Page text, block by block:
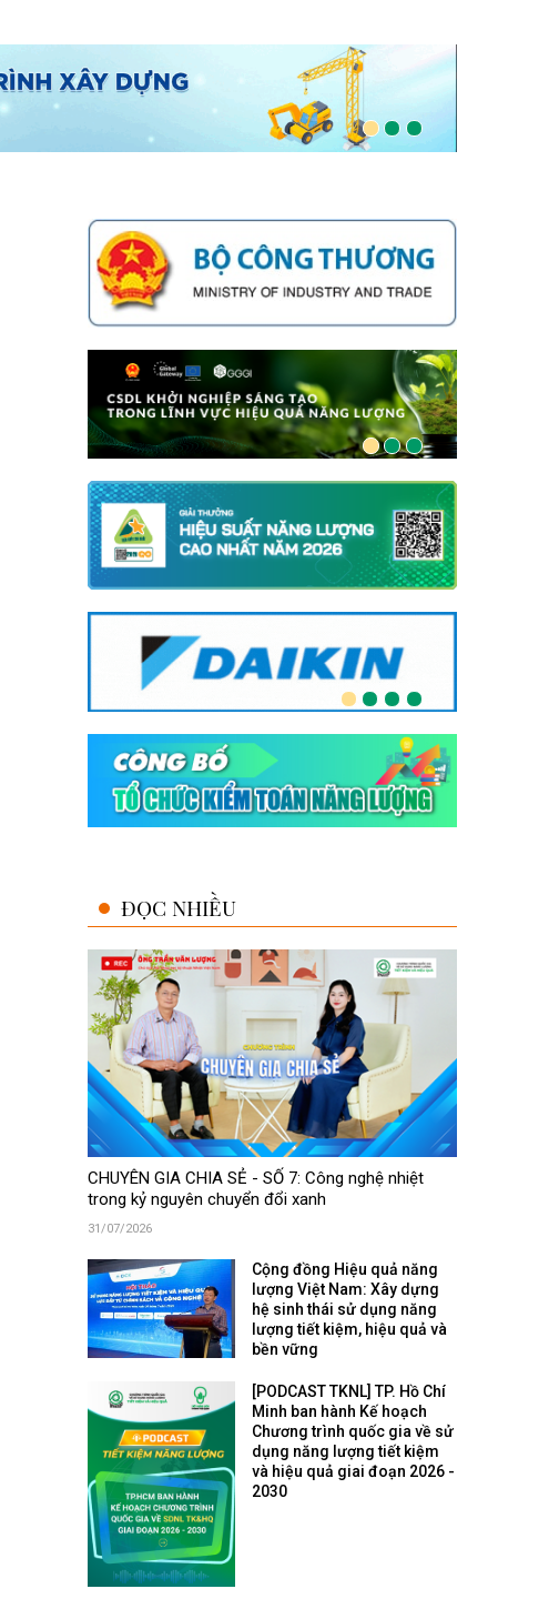
ĐỌC NHIỀU
CHUYÊN GIA CHIA SẺ - SỐ 7: Công nghệ nhiệt
trong kỷ nguyên chuyển đổi xanh
31/07/2026
Cộng đồng Hiệu quả năng
lượng Việt Nam: Xây dựng
hệ sinh thái sử dụng năng
lượng tiết kiệm, hiệu quả và
bền vững
[PODCAST TKNL] TP. Hồ Chí
Minh ban hành Kế hoạch
Chương trình quốc gia về sử
dụng năng lượng tiết kiệm
và hiệu quả giai đoạn 2026 -
2030